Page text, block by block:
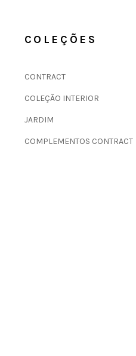
COLEÇÕES
CONTRACT
COLEÇÃO INTERIOR
JARDIM
COMPLEMENTOS CONTRACT